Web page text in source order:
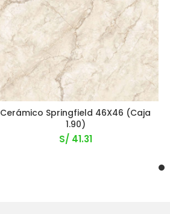
Cerámico Springfield 46X46 (Caja
1.90)
S/41.31